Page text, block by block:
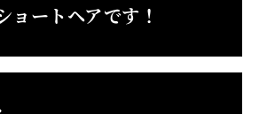
ョートヘアです！